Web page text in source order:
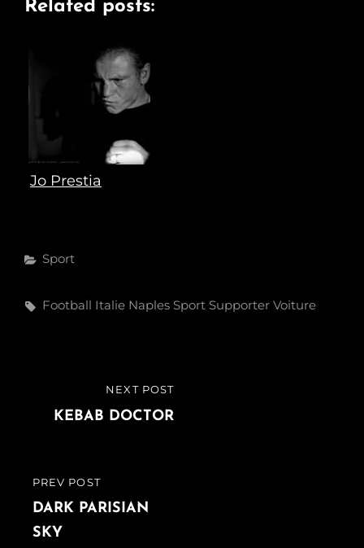
Related posts:
Jo Prestia
Categories
Sport
Tags,
Football Italie Naples Sport Supporter Voiture
navigation
PREVIOUS
POST
PREV POST
DARK PARISIAN
SKY
POST
NEXT POST
KEBAB DOCTOR